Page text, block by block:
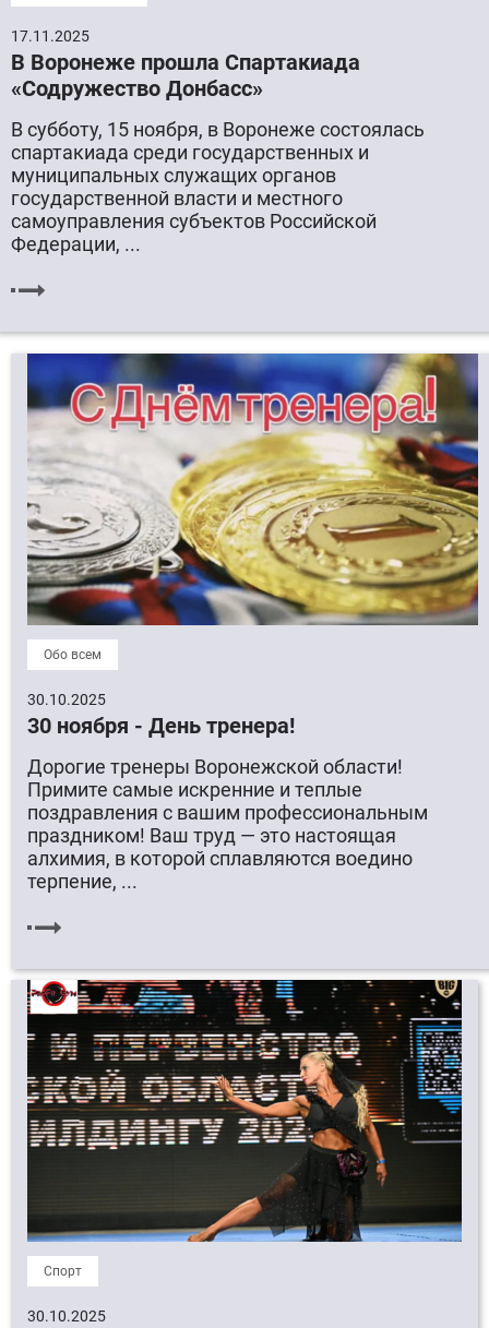
17.11.2025
В Воронеже прошла Спартакиада
«Содружество Донбасс»
В субботу, 15 ноября, в Воронеже состоялась
спартакиада среди государственных и
муниципальных служащих органов
государственной власти и местного
самоуправления субъектов Российской
Федерации, ...
Обо всем
30.10.2025
30 ноября - День тренера!
Дорогие тренеры Воронежской области!
Примите самые искренние и теплые
поздравления с вашим профессиональным
праздником! Ваш труд — это настоящая
алхимия, в которой сплавляются воедино
терпение, ...
Спорт
30.10.2025